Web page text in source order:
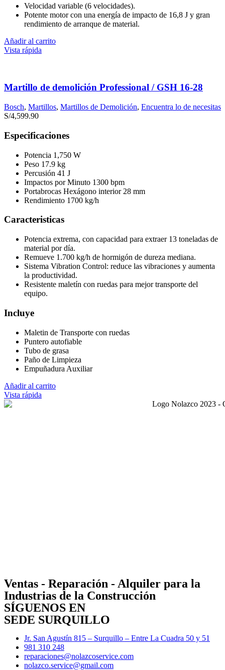
Velocidad variable (6 velocidades).
Potente motor con una energía de impacto de 16,8 J y gran
rendimiento de arranque de material.
Añadir al carrito
Vista rápida
Martillo de demolición Professional / GSH 16-28
Bosch, Martillos, Martillos de Demolición, Encuentra lo de necesitas
S/4,599.90
Especificaciones
Potencia 1,750 W
Peso 17.9 kg
Percusión 41 J
Impactos por Minuto 1300 bpm
Portabrocas Hexágono interior 28 mm
Rendimiento 1700 kg/h
Caracteristicas
Potencia extrema, con capacidad para extraer 13 toneladas de
material por día.
Remueve 1.700 kg/h de hormigón de dureza mediana.
Sistema Vibration Control: reduce las vibraciones y aumenta
la productividad.
Resistente maletín con ruedas para mejor transporte del
equipo.
Incluye
Maletin de Transporte con ruedas
Puntero autofiable
Tubo de grasa
Paño de Limpieza
Empuñadura Auxiliar
Añadir al carrito
Vista rápida
Ventas - Reparación - Alquiler para la
Industrias de la Construcción
SÍGUENOS EN
SEDE SURQUILLO
Jr. San Agustín 815 – Surquillo – Entre La Cuadra 50 y 51
981 310 248
reparaciones@nolazcoservice.com
nolazco.service@gmail.com